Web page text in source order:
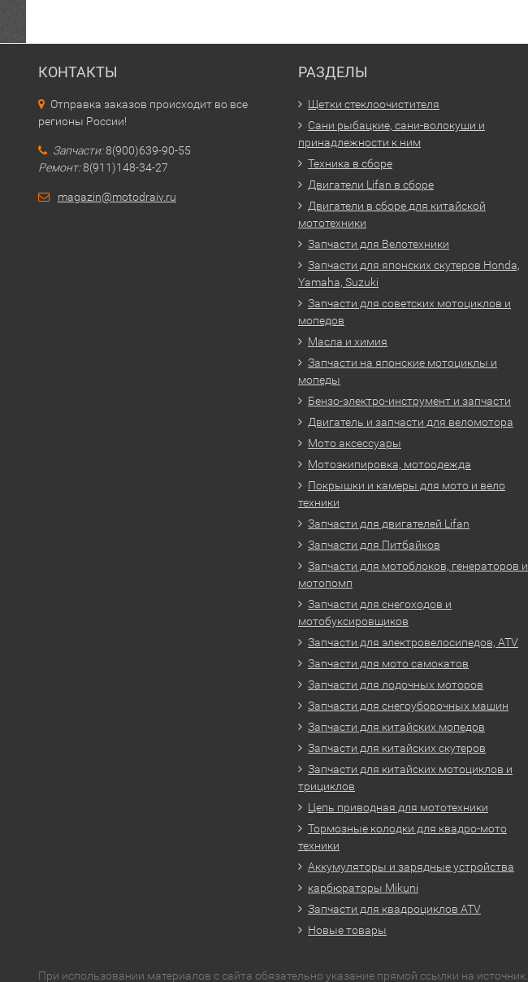
КОНТАКТЫ
Отправка заказов происходит во все
регионы России!
Запчасти:8(900)639-90-55
Ремонт:8(911)148-34-27
magazin@motodraiv.ru
РАЗДЕЛЫ
Щетки стеклоочистителя
Сани рыбацкие, сани-волокуши и
принадлежности к ним
Техника в сборе
Двигатели Lifan в сборе
Двигатели в сборе для китайской
мототехники
Запчасти для Велотехники
Запчасти для японских скутеров Honda,
Yamaha, Suzuki
Запчасти для советских мотоциклов и
мопедов
Масла и химия
Запчасти на японские мотоциклы и
мопеды
Бензо-электро-инструмент и запчасти
Двигатель и запчасти для веломотора
Мото аксессуары
Мотоэкипировка, мотоодежда
Покрышки и камеры для мото и вело
техники
Запчасти для двигателей Lifan
Запчасти для Питбайков
Запчасти для мотоблоков, генераторов и
мотопомп
Запчасти для снегоходов и
мотобуксировщиков
Запчасти для электровелосипедов, ATV
Запчасти для мото самокатов
Запчасти для лодочных моторов
Запчасти для снегоуборочных машин
Запчасти для китайских мопедов
Запчасти для китайских скутеров
Запчасти для китайских мотоциклов и
трициклов
Цепь приводная для мототехники
Тормозные колодки для квадро-мото
техники
Аккумуляторы и зарядные устройства
карбюраторы Mikuni
Запчасти для квадроциклов ATV
Новые товары
При использовании материалов с сайта обязательно указание прямой ссылки на источник.